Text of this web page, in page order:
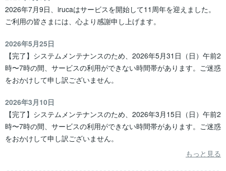
2026年7月9日、irucaはサービスを開始して11周年を迎えました。
ご利用の皆さまには、心より感謝申し上げます。
2026年5月25日
【完了】システムメンテナンスのため、2026年5月31日（日）午前2
時〜7時の間、サービスの利用ができない時間帯があります。ご迷惑
をおかけして申し訳ございません。
2026年3月10日
【完了】システムメンテナンスのため、2026年3月15日（日）午前2
時〜7時の間、サービスの利用ができない時間帯があります。ご迷惑
をおかけして申し訳ございません。
もっと見る